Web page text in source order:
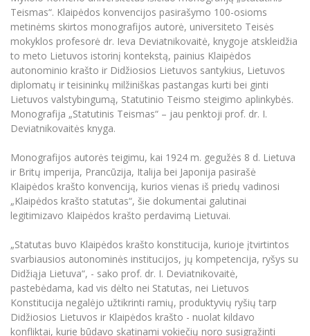
Universiteto teatras
MRU pop vokalinis ansamblis (vadovas Artūras
Novikas)
MRU merginų choras
Neformaliuoju ir (ar) savišvietos būdu įgytų
kompetencijų vertinimas ir pripažinimas
Studijų organizavimas
Erasmus+ mobilumas praktikoms (SMP)
Kitos galimybės
Partnerystės
Azijos centras
Vilniaus Karaliaus Sedžiongo institutas
Frankofoniškų šalių studijų centras
Emocinė gerovė
Mokslo laboratorijos
Žmogaus, aplinkos ir technologijų (HET)
Doktorantūra
Projektai
Akademinė leidyba
Mokymų LAB
Mokslo naujienos
Kasmetiniai mokslo renginiai
Veiklos dokumentai
Akademinė etika
Darbas MRU
Universiteto simbolika
Atributika
Naujienos
Tarptautiškumas
Studentams
Studentams
Darbuotojams
Partnerystės
Azijos centras
Darbuotojams
Partnerystės
Azijos centras
Vilniaus Karaliaus Sedžiongo institutas
Darnus vystymasis
Privatumo politika
Negalia ir individualieji poreikiai
Viešai skelbiama informacija
Sūduvos akademija
Tinklalaidės
Bakalauro studijos
Magistrantūros studijos
Vadovų MBA
Švietimo ir kultūros vadovų MPA
Teisės LL.M.
Pedagogų rengimas
Doktorantūros studijos
Profesinės bakalauro studijos
Personalo valdymo centras
Privačių interesų deklaravimas
Informacija naujiems darbuotojams
Studijų Moodle (studijų vykdymui)
Darbuotojų Moodle (kompetencijų tobulinimui)
Studijų tvarkaraštis
Informacinė sistema "Studijos"
Teismas“. Klaipėdos konvencijos pasirašymo 100-osioms
metinėms skirtos monografijos autorė, universiteto Teisės
mokyklos profesorė dr. Ieva Deviatnikovaitė, knygoje atskleidžia
to meto Lietuvos istorinį kontekstą, painius Klaipėdos
autonominio krašto ir Didžiosios Lietuvos santykius, Lietuvos
diplomatų ir teisininkų milžiniškas pastangas kurti bei ginti
Lietuvos valstybingumą, Statutinio Teismo steigimo aplinkybės.
Monografija „Statutinis Teismas“ – jau penktoji prof. dr. I.
Deviatnikovaitės knyga.
Monografijos autorės teigimu, kai 1924 m. gegužės 8 d. Lietuva
ir Britų imperija, Prancūzija, Italija bei Japonija pasirašė
Klaipėdos krašto konvenciją, kurios vienas iš priedų vadinosi
„Klaipėdos krašto statutas“, šie dokumentai galutinai
legitimizavo Klaipėdos krašto perdavimą Lietuvai.
„Statutas buvo Klaipėdos krašto konstitucija, kurioje įtvirtintos
svarbiausios autonominės institucijos, jų kompetencija, ryšys su
Didžiąja Lietuva“, - sako prof. dr. I. Deviatnikovaitė,
pastebėdama, kad vis dėlto nei Statutas, nei Lietuvos
Konstitucija negalėjo užtikrinti ramių, produktyvių ryšių tarp
Didžiosios Lietuvos ir Klaipėdos krašto - nuolat kildavo
konfliktai, kurie būdavo skatinami vokiečių noro susigrąžinti